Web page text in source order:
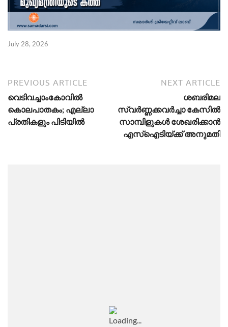
July 28, 2026
PREVIOUS ARTICLE
വെടിവച്ചാംകോവിൽ
കൊലപാതകം; എല്ലാ
പ്രതികളും പിടിയിൽ
NEXT ARTICLE
ശബരിമല
സ്വർണ്ണക്കവർച്ചാ കേസിൽ
സാമ്പിളുകൾ ശേഖരിക്കാൻ
എസ്ഐടിയ്ക്ക് അനുമതി